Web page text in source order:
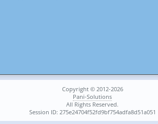
Copyright © 2012-2026
Pani-Solutions
All Rights Reserved.
Session ID: 275e24704f52fd9bf754adfa8d51a051